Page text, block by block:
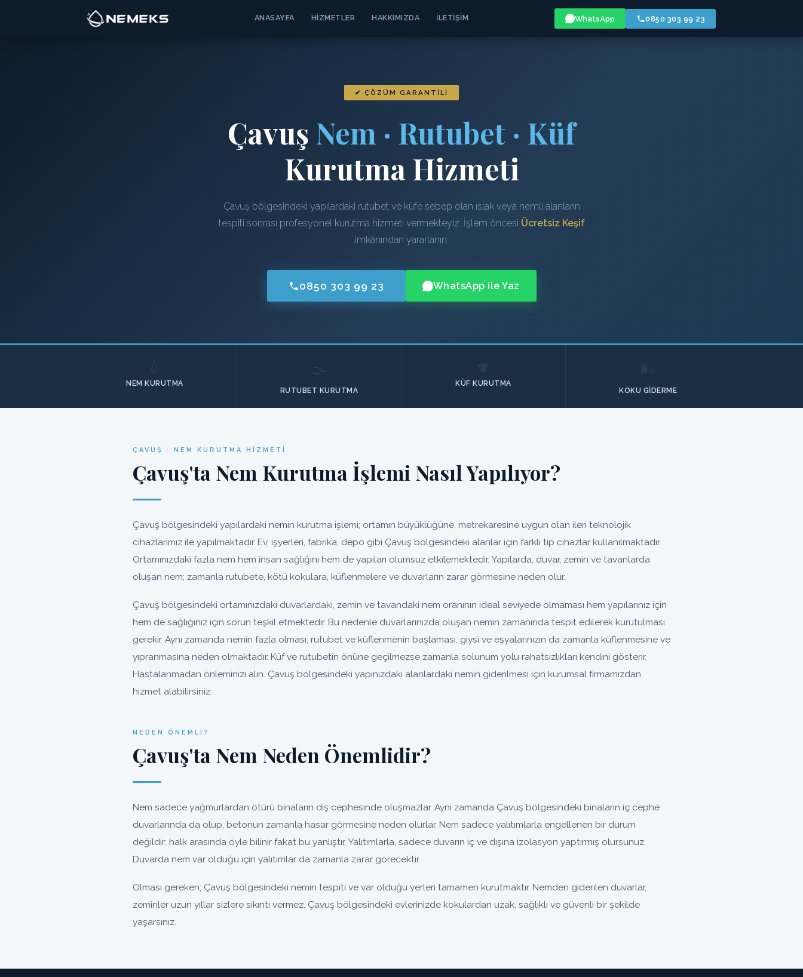
ANASAYFA HIZMETLER HAKKIMIZDA İLETIŞIM WhatsApp 0850 303 99 23
✔ ÇÖZÜM GARANTILI
Çavuş Nem · Rutubet · Küf
Kurutma Hizmeti
Çavuş bölgesindeki yapılardaki rutubet ve küfe sebep olan ıslak veya nemli alanların
tespiti sonrası profesyonel kurutma hizmeti vermekteyiz. İşlem öncesi Ücretsiz Keşif
imkânından yararlanın.
0850 303 99 23 WhatsApp ile Yaz
NEM KURUTMA
RUTUBET KURUTMA
KÜF KURUTMA
KOKU GIDERME
ÇAVUŞ · NEM KURUTMA HIZMETI
Çavuş'ta Nem Kurutma İşlemi Nasıl Yapılıyor?
Çavuş bölgesindeki yapılardaki nemin kurutma işlemi; ortamın büyüklüğüne, metrekaresine uygun olan ileri teknolojik
cihazlarımız ile yapılmaktadır. Ev, işyerleri, fabrika, depo gibi Çavuş bölgesindeki alanlar için farklı tip cihazlar kullanılmaktadır.
Ortamınızdaki fazla nem hem insan sağlığını hem de yapıları olumsuz etkilemektedir. Yapılarda; duvar, zemin ve tavanlarda
oluşan nem; zamanla rutubete, kötü kokulara, küflenmelere ve duvarların zarar görmesine neden olur.
Çavuş bölgesindeki ortamınızdaki duvarlardaki, zemin ve tavandaki nem oranının ideal seviyede olmaması hem yapılarınız için
hem de sağlığınız için sorun teşkil etmektedir. Bu nedenle duvarlarınızda oluşan nemin zamanında tespit edilerek kurutulması
gerekir. Aynı zamanda nemin fazla olması, rutubet ve küflenmenin başlaması; giysi ve eşyalarınızın da zamanla küflenmesine ve
yıpranmasına neden olmaktadır. Küf ve rutubetin önüne geçilmezse zamanla solunum yolu rahatsızlıkları kendini gösterir.
Hastalanmadan önleminizi alın. Çavuş bölgesindeki yapınızdaki alanlardaki nemin giderilmesi için kurumsal firmamızdan
hizmet alabilirsiniz.
NEDEN ÖNEMLI?
Çavuş'ta Nem Neden Önemlidir?
Nem sadece yağmurlardan ötürü binaların dış cephesinde oluşmazlar. Aynı zamanda Çavuş bölgesindeki binaların iç cephe
duvarlarında da olup, betonun zamanla hasar görmesine neden olurlar. Nem sadece yalıtımlarla engellenen bir durum
değildir; halk arasında öyle bilinir fakat bu yanlıştır. Yalıtımlarla, sadece duvarın iç ve dışına izolasyon yaptırmış olursunuz.
Duvarda nem var olduğu için yalıtımlar da zamanla zarar görecektir.
Olması gereken; Çavuş bölgesindeki nemin tespiti ve var olduğu yerleri tamamen kurutmaktır. Nemden giderilen duvarlar,
zeminler uzun yıllar sizlere sıkıntı vermez, Çavuş bölgesindeki evlerinizde kokulardan uzak, sağlıklı ve güvenli bir şekilde
yaşarsınız.